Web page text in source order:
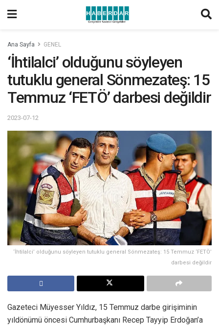
Ana Sayfa GENEL
‘İhtilalci’ olduğunu söyleyen
tutuklu general Sönmezateş: 15
Temmuz ‘FETÖ’ darbesi değildir
2023-07-12
‘İhtilalci’ olduğunu söyleyen tutuklu general Sönmezateş: 15 Temmuz ‘FETÖ’
darbesi değildir
Gazeteci Müyesser Yıldız, 15 Temmuz darbe girişiminin
yıldönümü öncesi Cumhurbaşkanı Recep Tayyip Erdoğan’a